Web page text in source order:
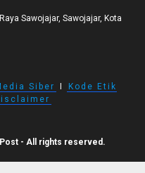
Sawojajar, Sawojajar, Kota
Siber
Kode Etik
- All rights reserved.